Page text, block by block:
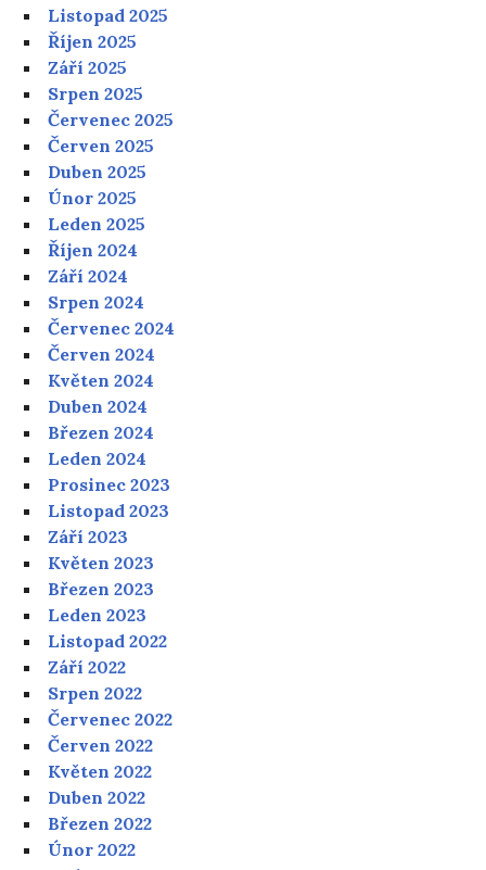
Listopad 2025
Říjen 2025
Září 2025
Srpen 2025
Červenec 2025
Červen 2025
Duben 2025
Únor 2025
Leden 2025
Říjen 2024
Září 2024
Srpen 2024
Červenec 2024
Červen 2024
Květen 2024
Duben 2024
Březen 2024
Leden 2024
Prosinec 2023
Listopad 2023
Září 2023
Květen 2023
Březen 2023
Leden 2023
Listopad 2022
Září 2022
Srpen 2022
Červenec 2022
Červen 2022
Květen 2022
Duben 2022
Březen 2022
Únor 2022